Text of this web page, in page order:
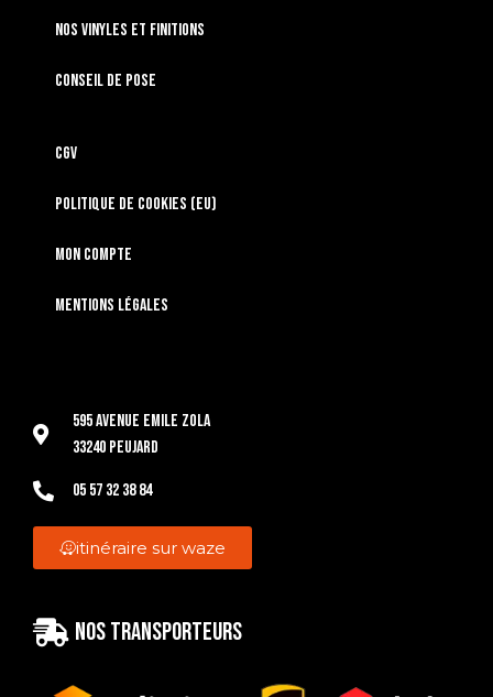
Nos vinyles et finitions
Conseil de pose
CGV
Politique de cookies (EU)
Mon compte
Mentions légales
595 Avenue Emile Zola
33240 Peujard
05 57 32 38 84
itinéraire sur waze
Nos transporteurs